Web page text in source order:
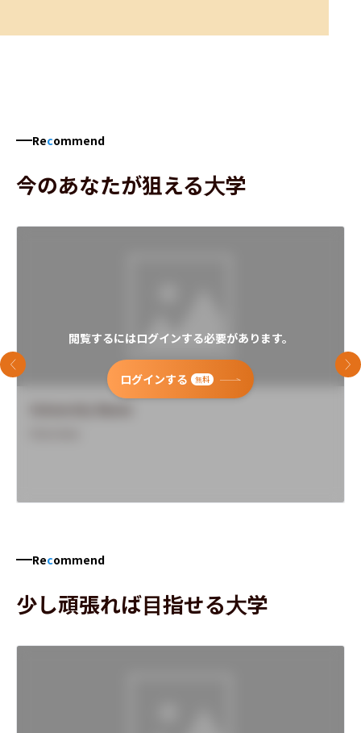
Recommend
今のあなたが狙える大学
閲覧するにはログインする必要があります。
ログインする 無料
前のスライド 次
Recommend
少し頑張れば目指せる大学